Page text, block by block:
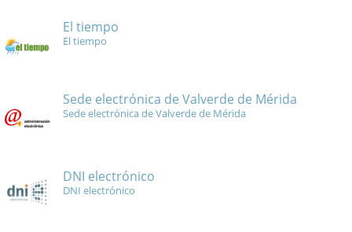
El tiempo
El tiempo
Sede electrónica de Valverde de Mérida
Sede electrónica de Valverde de Mérida
DNI electrónico
DNI electrónico